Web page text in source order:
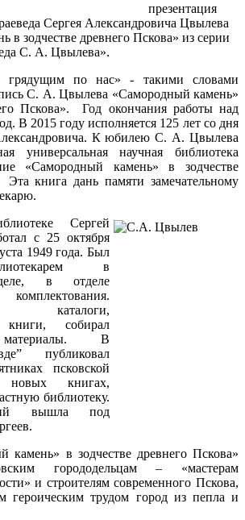
презентация
Сергея Александровича Цвылева
в зодчестве древнего Пскова» из серии
С. А. Цвылева».
грядущим по нас» - такими словами
С. А. Цвылева «Самородный камень»
Пскова». Год окончания работы над
В 2015 году исполняется 125 лет со дня
К юбилею С. А. Цвылева
универсальная научная библиотека
«Самородный камень» в зодчестве
книга дань памяти замечательному
Сергей
с 25 октября
1949 года. Был
в
в отделе
каталоги,
книги, собирал
материалы. В
публиковал
псковской
книгах,
библиотеку.
вышла под
камень» в зодчестве древнего Пскова»
горододельцам – «мастерам
и строителям современного Пскова,
героическим трудом город из пепла и